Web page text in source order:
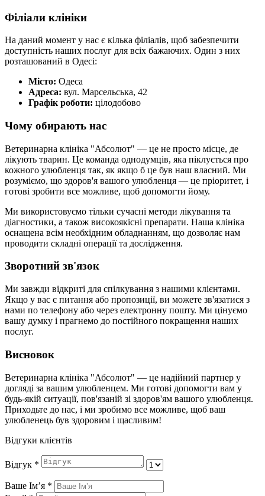
Філіали клініки
На даний момент у нас є кілька філіалів, щоб забезпечити
доступність наших послуг для всіх бажаючих. Один з них
розташований в Одесі:
Місто: Одеса
Адреса: вул. Марсельська, 42
Графік роботи: цілодобово
Чому обирають нас
Ветеринарна клініка "Абсолют" — це не просто місце, де
лікують тварин. Це команда однодумців, яка піклується про
кожного улюбленця так, як якщо б це був наш власний. Ми
розуміємо, що здоров'я вашого улюбленця — це пріоритет, і
готові зробити все можливе, щоб допомогти йому.
Ми використовуємо тільки сучасні методи лікування та
діагностики, а також високоякісні препарати. Наша клініка
оснащена всім необхідним обладнанням, що дозволяє нам
проводити складні операції та дослідження.
Зворотний зв'язок
Ми завжди відкриті для спілкування з нашими клієнтами.
Якщо у вас є питання або пропозиції, ви можете зв'язатися з
нами по телефону або через електронну пошту. Ми цінуємо
вашу думку і прагнемо до постійного покращення наших
послуг.
Висновок
Ветеринарна клініка "Абсолют" — це надійний партнер у
догляді за вашим улюбленцем. Ми готові допомогти вам у
будь-якій ситуації, пов'язаній зі здоров'ям вашого улюбленця.
Приходьте до нас, і ми зробимо все можливе, щоб ваш
улюбленець був здоровим і щасливим!
Відгуки клієнтів
Відгук *
Ваше Імʼя *